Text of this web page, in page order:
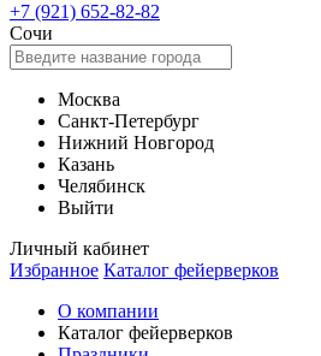
+7 (921) 652-82-82
Сочи
Москва
Санкт-Петербург
Нижний Новгород
Казань
Челябинск
Выйти
Личный кабинет
Избранное Каталог фейерверков
О компании
Каталог фейерверков